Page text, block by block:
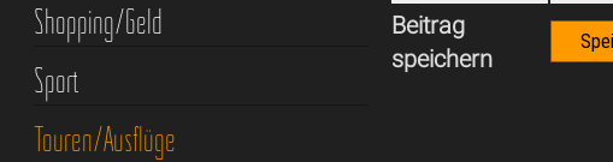
Beitrag
speichern
Shopping/Geld
Sport
Touren/Ausflüge